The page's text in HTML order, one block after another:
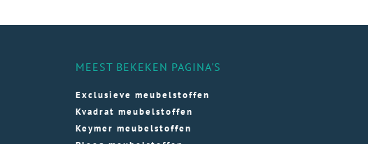
MEEST BEKEKEN PAGINA'S
Exclusieve meubelstoffen
Kvadrat meubelstoffen
Keymer meubelstoffen